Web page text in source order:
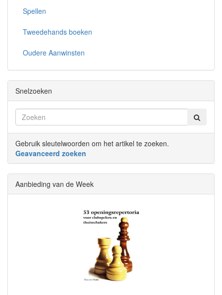
Spellen
Tweedehands boeken
Oudere Aanwinsten
Snelzoeken
Gebruik sleutelwoorden om het artikel te zoeken.
Geavanceerd zoeken
Aanbieding van de Week